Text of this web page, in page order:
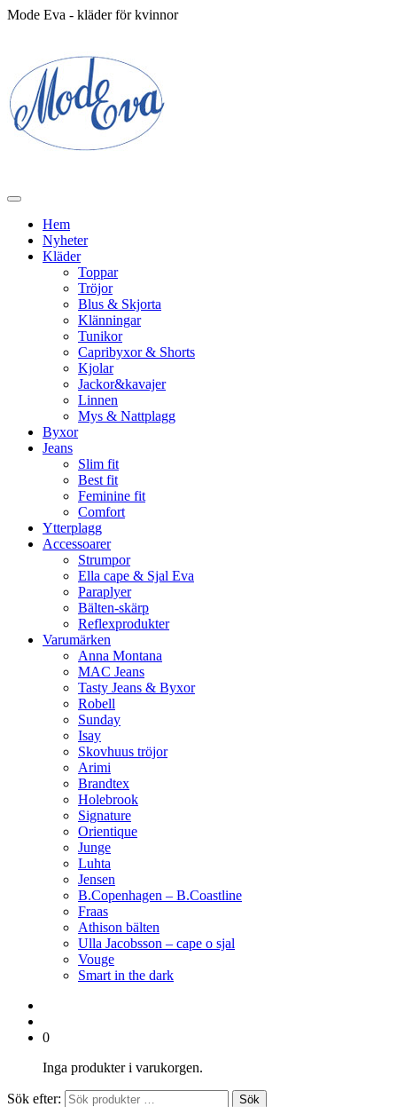
Mode Eva - kläder för kvinnor
Hem
Nyheter
Kläder
Toppar
Tröjor
Blus & Skjorta
Klänningar
Tunikor
Capribyxor & Shorts
Kjolar
Jackor&kavajer
Linnen
Mys & Nattplagg
Byxor
Jeans
Slim fit
Best fit
Feminine fit
Comfort
Ytterplagg
Accessoarer
Strumpor
Ella cape & Sjal Eva
Paraplyer
Bälten-skärp
Reflexprodukter
Varumärken
Anna Montana
MAC Jeans
Tasty Jeans & Byxor
Robell
Sunday
Isay
Skovhuus tröjor
Arimi
Brandtex
Holebrook
Signature
Orientique
Junge
Luhta
Jensen
B.Copenhagen – B.Coastline
Fraas
Athison bälten
Ulla Jacobsson – cape o sjal
Vouge
Smart in the dark
0
Inga produkter i varukorgen.
Sök efter: Sök